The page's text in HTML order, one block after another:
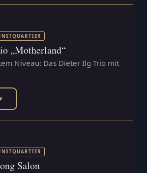
„Motherland“
Niveau: Das Dieter Ilg Trio mit
Salon